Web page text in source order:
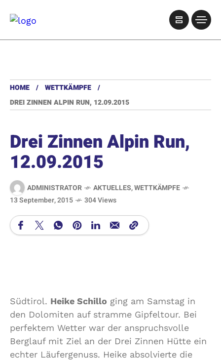
HOME
WETTKÄMPFE
DREI ZINNEN ALPIN RUN, 12.09.2015
Drei Zinnen Alpin Run,
12.09.2015
ADMINISTRATOR AKTUELLES,WETTKÄMPFE
13 September, 2015
304 Views
Südtirol. Heike Schillo ging am Samstag in
den Dolomiten auf stramme Gipfeltour. Bei
perfektem Wetter war der anspruchsvolle
Berglauf mit Ziel an der Drei Zinnen Hütte ein
echter Läufergenuss. Heike absolvierte die